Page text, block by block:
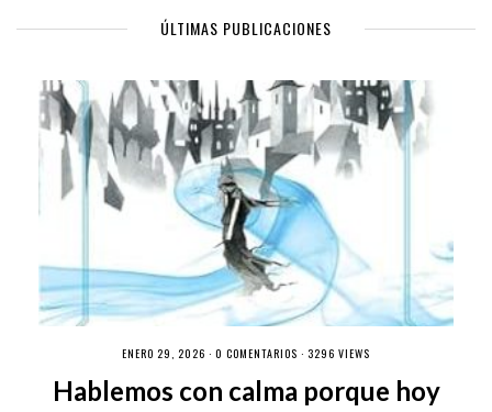
ÚLTIMAS PUBLICACIONES
ENERO 29, 2026 · 0 COMENTARIOS · 3296 VIEWS
Hablemos con calma porque hoy